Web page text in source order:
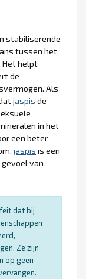
stabiliserende
tussen het
Het helpt
de
Als
jaspis de
in het
een beter
jaspis is een
van
dat bij
Ze zijn
op geen